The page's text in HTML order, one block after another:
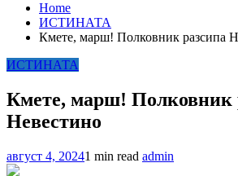
Home
ИСТИНАТА
Кмете, марш! Полковник разсипа
ИСТИНАТА
Кмете, марш! Полковник
Невестино
август 4, 20241 min read admin